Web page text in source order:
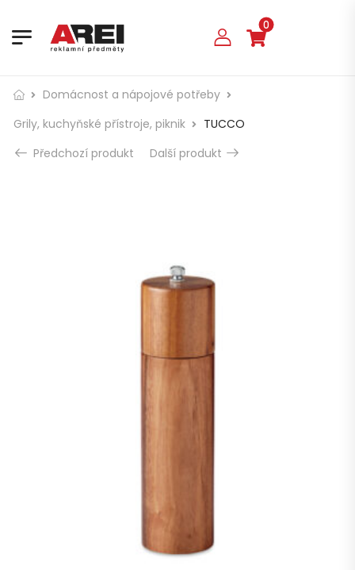
0
Domácnost a nápojové potřeby
Grily, kuchyňské přístroje, piknik
TUCCO
Předchozí produkt
Další produkt